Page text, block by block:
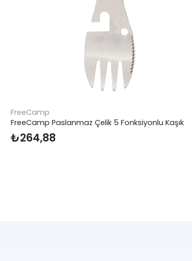
FreeCamp
FreeCamp Paslanmaz Çelik 5 Fonksiyonlu Kaşık
₺264,88